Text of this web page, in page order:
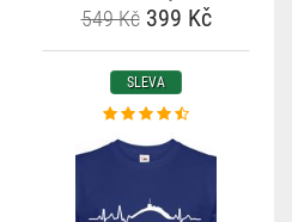
549 Kč399 Kč
SLEVA